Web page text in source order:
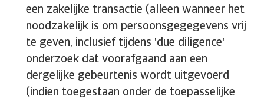
een zakelijke transactie (alleen wanneer het
noodzakelijk is om persoonsgegegevens vrij
te geven, inclusief tijdens 'due diligence'
onderzoek dat voorafgaand aan een
dergelijke gebeurtenis wordt uitgevoerd
(indien toegestaan onder de toepasselijke